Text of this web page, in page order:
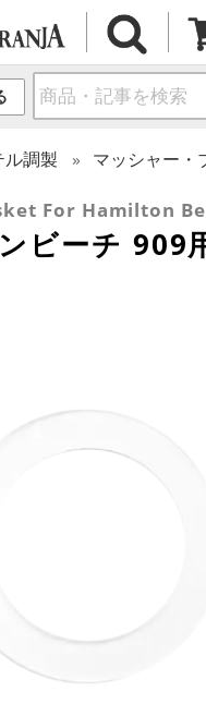
ル調製 マッシャー・
For Hamilton
ビーチ 909